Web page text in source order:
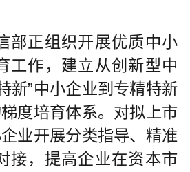
正组织开展优质中小
工作，建立从创新型中
新”中小企业到专精特新
度培育体系。对拟上市
业开展分类指导、精准
接，提高企业在资本市